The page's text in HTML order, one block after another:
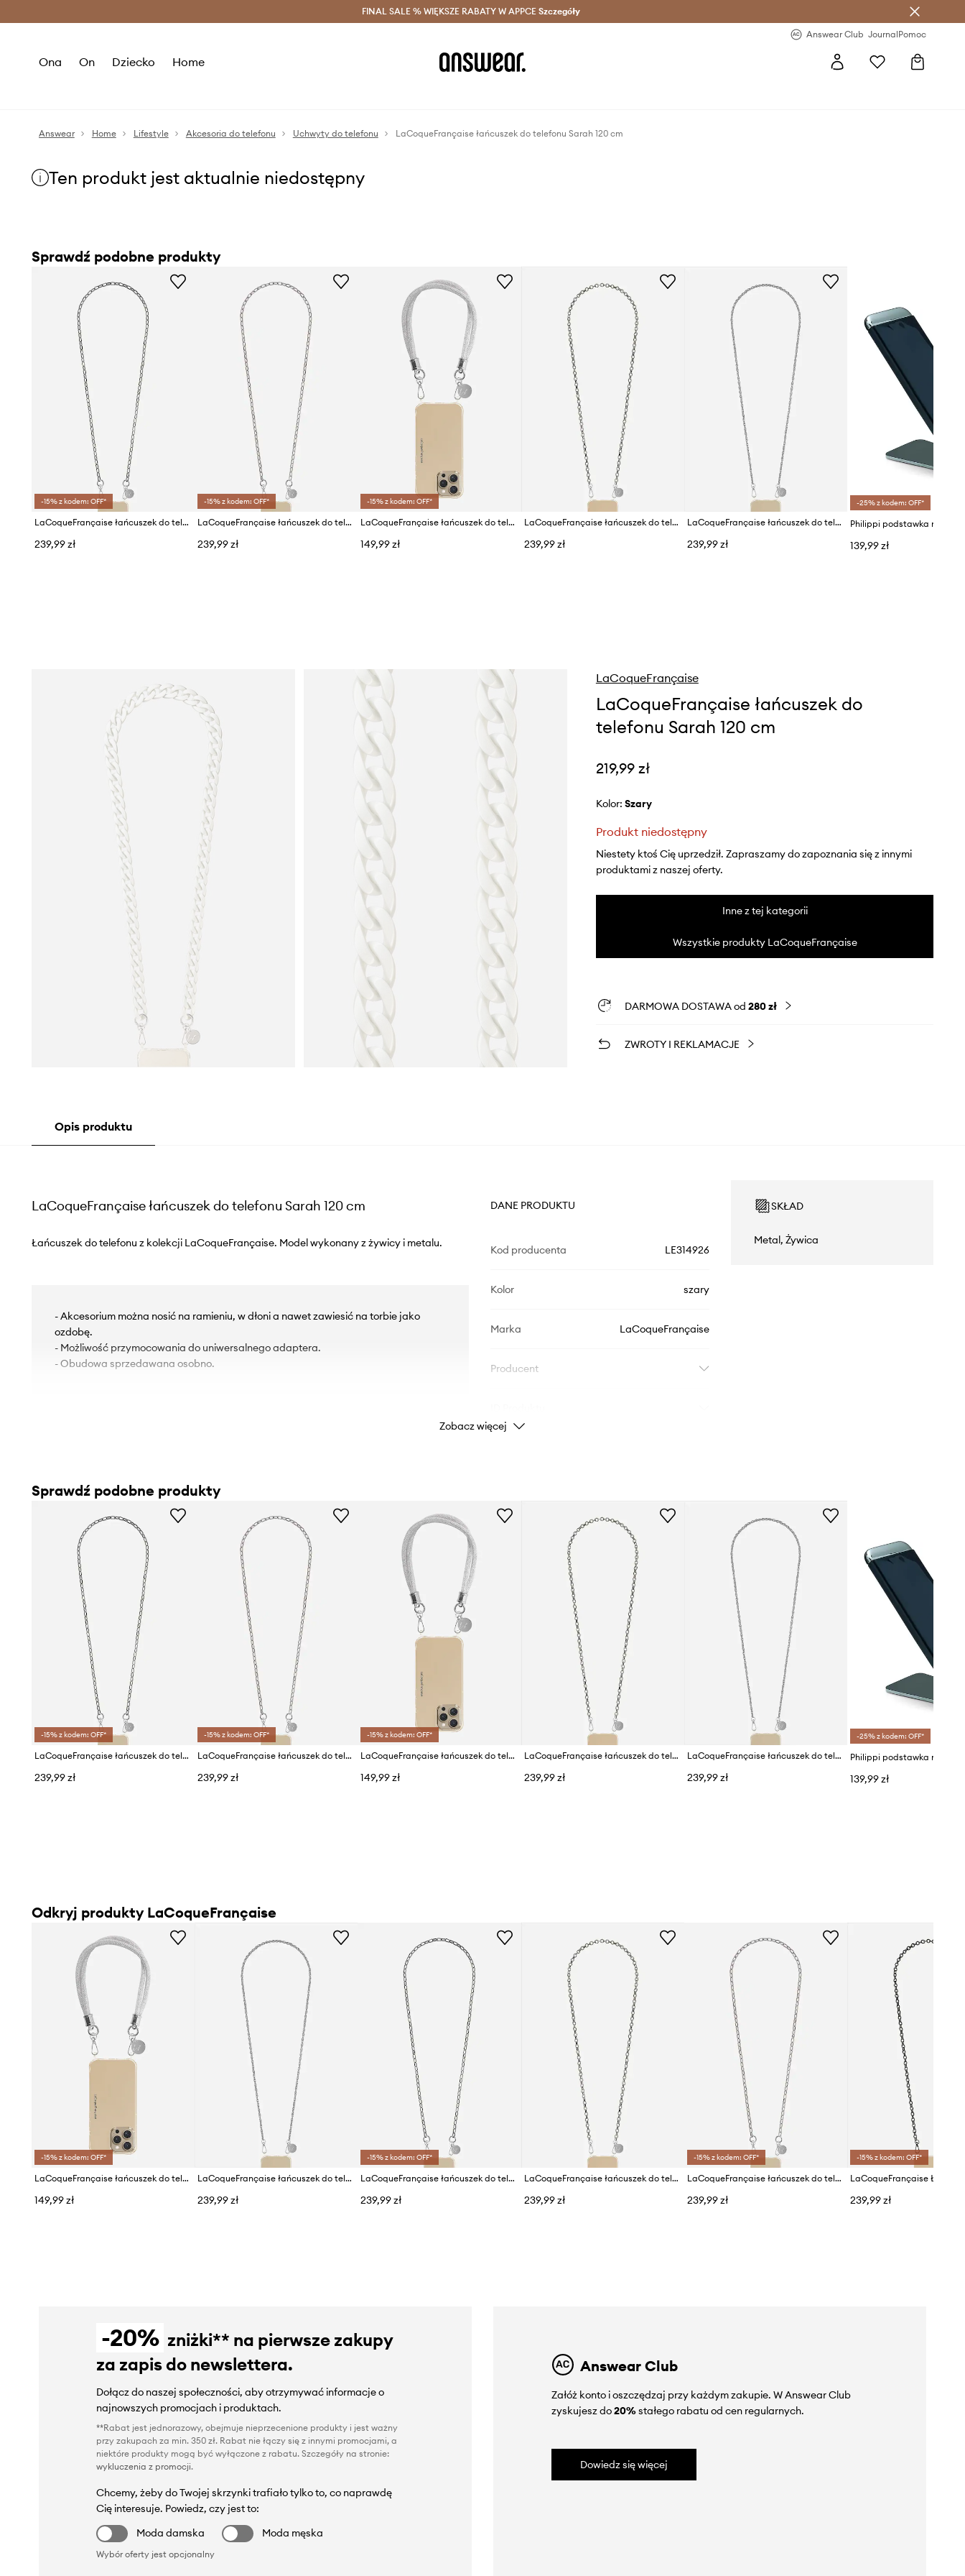
Oszczędzaj z Answear Club > Dostawa nawet w 24h >
FINAL SALE % WIĘKSZE RABATY W APPCE Szczegóły
Answear Club JournalPomoc
Ona On Dziecko Home
Answear Home Lifestyle Akcesoria do telefonu Uchwyty do telefonu LaCoqueFrançaise łańcuszek do telefonu Sarah 120 cm
Ten produkt jest aktualnie niedostępny
Sprawdź podobne produkty
-15% z kodem: OFF*
LaCoqueFrançaise łańcuszek do telefonu Petra 120 cm
239,99 zł
-15% z kodem: OFF*
LaCoqueFrançaise łańcuszek do telefonu Petra 120 cm
239,99 zł
-15% z kodem: OFF*
LaCoqueFrançaise łańcuszek do telefonu Mariah 40 cm
149,99 zł
LaCoqueFrançaise łańcuszek do telefonu 120 cm
239,99 zł
LaCoqueFrançaise łańcuszek do telefonu 120 cm
239,99 zł
-25% z kodem: OFF*
Philippi podstawka na
139,99 zł
LaCoqueFrançaise
LaCoqueFrançaise łańcuszek do
telefonu Sarah 120 cm
219,99 zł
Kolor: szary
Produkt niedostępny
Niestety ktoś Cię uprzedził. Zapraszamy do zapoznania się z innymi
produktami z naszej oferty.
Inne z tej kategorii
Wszystkie produkty LaCoqueFrançaise
DARMOWA DOSTAWA od 280 zł
ZWROTY I REKLAMACJE
Opis produktu
LaCoqueFrançaise łańcuszek do telefonu Sarah 120 cm
Łańcuszek do telefonu z kolekcji LaCoqueFrançaise. Model wykonany z żywicy i metalu.
- Akcesorium można nosić na ramieniu, w dłoni a nawet zawiesić na torbie jako
ozdobę.
- Możliwość przymocowania do uniwersalnego adaptera.
- Obudowa sprzedawana osobno.
DANE PRODUKTU
Kod producenta LE314926
Kolor szary
Marka LaCoqueFrançaise
Producent
SKŁAD
Metal, Żywica
Zobacz więcej
Sprawdź podobne produkty
-15% z kodem: OFF*
LaCoqueFrançaise łańcuszek do telefonu Petra 120 cm
239,99 zł
-15% z kodem: OFF*
LaCoqueFrançaise łańcuszek do telefonu Petra 120 cm
239,99 zł
-15% z kodem: OFF*
LaCoqueFrançaise łańcuszek do telefonu Mariah 40 cm
149,99 zł
LaCoqueFrançaise łańcuszek do telefonu 120 cm
239,99 zł
LaCoqueFrançaise łańcuszek do telefonu 120 cm
239,99 zł
-25% z kodem: OFF*
Philippi podstawka na
139,99 zł
Odkryj produkty LaCoqueFrançaise
-15% z kodem: OFF*
LaCoqueFrançaise łańcuszek do telefonu Mariah 40 cm
149,99 zł
LaCoqueFrançaise łańcuszek do telefonu 120 cm
239,99 zł
-15% z kodem: OFF*
LaCoqueFrançaise łańcuszek do telefonu Petra 120 cm
239,99 zł
LaCoqueFrançaise łańcuszek do telefonu 120 cm
239,99 zł
-15% z kodem: OFF*
LaCoqueFrançaise łańcuszek do telefonu Petra 120 cm
239,99 zł
-15% z kodem: OFF*
239,99 zł
-20% zniżki** na pierwsze zakupy
za zapis do newslettera.
Dołącz do naszej społeczności, aby otrzymywać informacje o
najnowszych promocjach i produktach.
**Rabat jest jednorazowy, obejmuje nieprzecenione produkty i jest ważny
przy zakupach za min. 350 zł. Rabat nie łączy się z innymi promocjami, a
niektóre produkty mogą być wyłączone z rabatu. Szczegóły na stronie:
wykluczenia z promocji.
Chcemy, żeby do Twojej skrzynki trafiało tylko to, co naprawdę
Cię interesuje. Powiedz, czy jest to:
Moda damska
Moda męska
Wybór oferty jest opcjonalny
Answear Club
Załóż konto i oszczędzaj przy każdym zakupie. W Answear Club
zyskujesz do20%stałego rabatu od cen regularnych.
Dowiedz się więcej